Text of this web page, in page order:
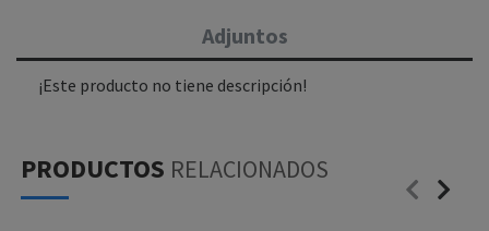
Adjuntos
¡Este producto no tiene descripción!
PRODUCTOS RELACIONADOS